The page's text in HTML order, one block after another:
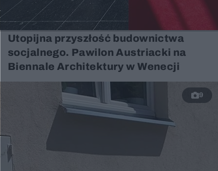
Utopijna przyszłość budownictwa
socjalnego. Pawilon Austriacki na
Biennale Architektury w Wenecji
9